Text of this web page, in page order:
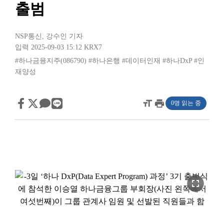
출범
NSP통신 , 강수인 기자
입력 2025-09-03 15:12 KRX7
#하나금융지주(086790) #하나은행 #데이터인재 #하나DxP #인
재양성
format_sizeprint 0명 읽는 중
fullscreen